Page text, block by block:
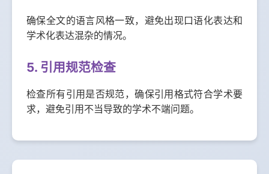
确保全文的语言风格一致，避免出现口语化表达和
学术化表达混杂的情况。
5. 引用规范检查
检查所有引用是否规范，确保引用格式符合学术要
求，避免引用不当导致的学术不端问题。